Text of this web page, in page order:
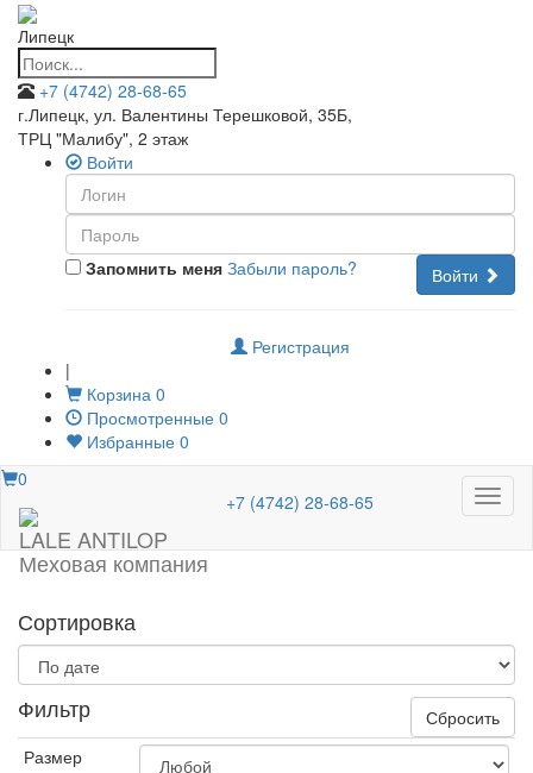
Липецк
+7 (4742) 28-68-65
г.Липецк, ул. Валентины Терешковой, 35Б,
ТРЦ "Малибу", 2 этаж
Войти
Запомнить меня Войти
Забыли пароль?
Регистрация
|
Корзина 0
Просмотренные 0
Избранные 0
Меню
0
LALE ANTILOP
Меховая компания
+7 (4742) 28-68-65
Сортировка
Фильтр
Сбросить
Размер